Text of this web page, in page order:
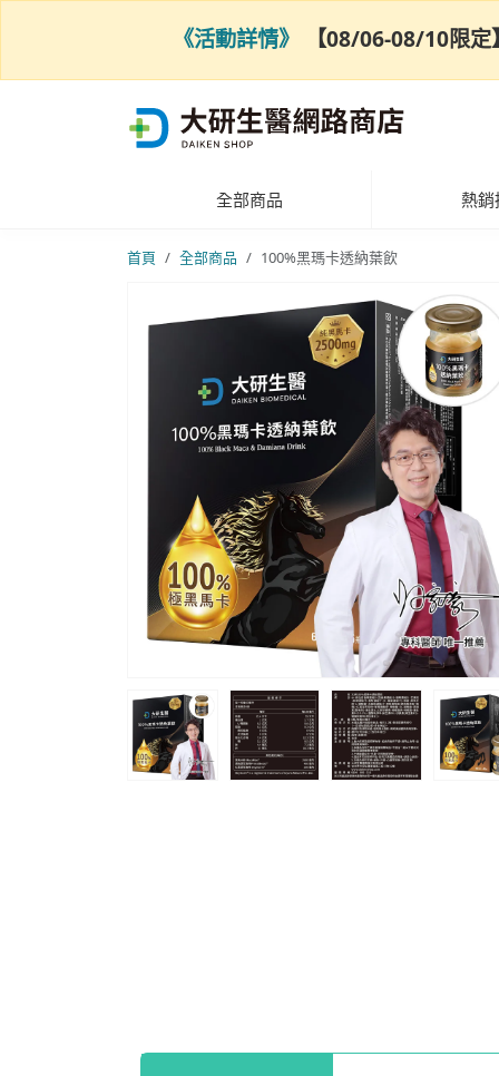
全部商品 熱銷
首頁 全部商品 100%黑瑪卡透納葉飲
《活動詳情》 【08/06-08/10限